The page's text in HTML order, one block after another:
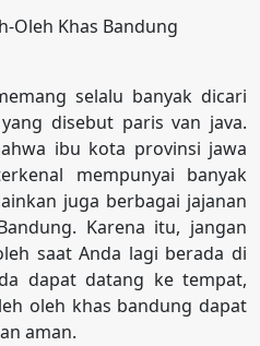
Oleh Khas Bandung
selalu banyak dicari
disebut paris van java.
ibu kota provinsi jawa
mempunyai banyak
juga berbagai jajanan
Karena itu, jangan
saat Anda lagi berada di
dapat datang ke tempat,
oleh khas bandung dapat
aman.